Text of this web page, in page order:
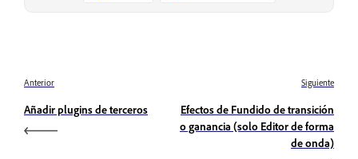
Anterior
Añadir plugins de terceros
Siguiente
Efectos de Fundido de transición
o ganancia (solo Editor de forma
de onda)